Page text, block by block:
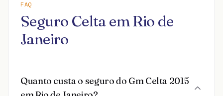
FAQ
Seguro Celta em Rio de
Janeiro
Quanto custa o seguro do Gm Celta 2015